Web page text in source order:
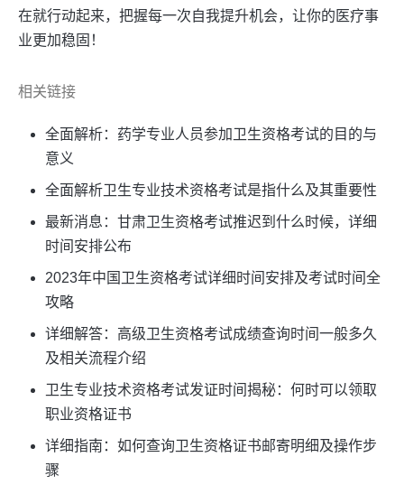
在就行动起来，把握每一次自我提升机会，让你的医疗事
业更加稳固！
相关链接
全面解析：药学专业人员参加卫生资格考试的目的与
意义
全面解析卫生专业技术资格考试是指什么及其重要性
最新消息：甘肃卫生资格考试推迟到什么时候，详细
时间安排公布
2023年中国卫生资格考试详细时间安排及考试时间全
攻略
详细解答：高级卫生资格考试成绩查询时间一般多久
及相关流程介绍
卫生专业技术资格考试发证时间揭秘：何时可以领取
职业资格证书
详细指南：如何查询卫生资格证书邮寄明细及操作步
骤